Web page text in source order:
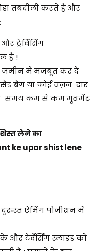
तबदीली करते है और
ट्रेर्विसिंग
है !
जमीन में मजबूत कर दे
बैग या कोई वज़न दार
समय कम से कम मूवमेंट
लेने का
ke upar shist lene
ऐमिंग पोजीशन में
और टेर्वेर्सिंग स्लाइड को